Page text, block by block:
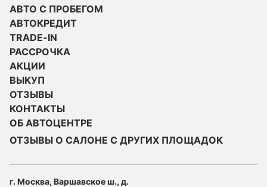
АВТО С ПРОБЕГОМ
АВТОКРЕДИТ
TRADE-IN
РАССРОЧКА
АКЦИИ
ВЫКУП
ОТЗЫВЫ
КОНТАКТЫ
ОБ АВТОЦЕНТРЕ
ОТЗЫВЫ О САЛОНЕ С ДРУГИХ ПЛОЩАДОК
г. Москва, Варшавское ш., д.